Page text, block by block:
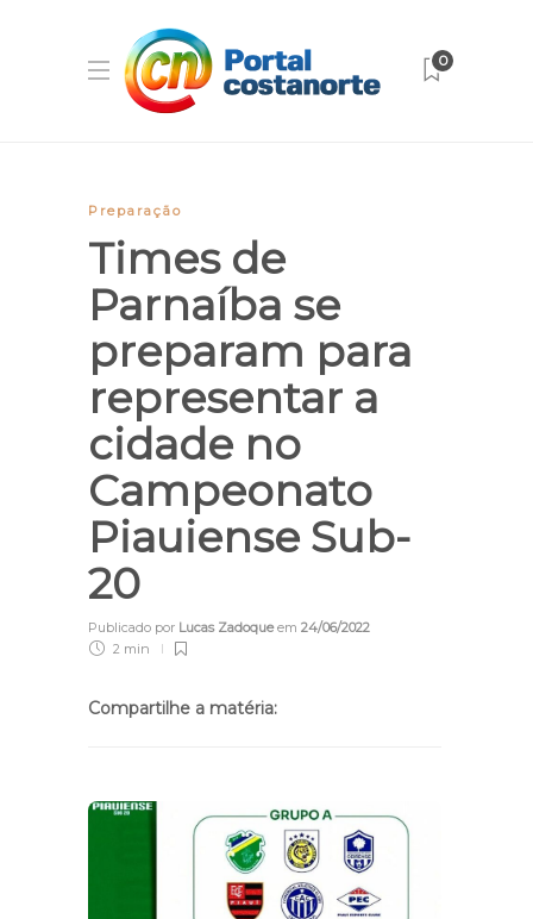
0
Preparação
Times de
Parnaíba se
preparam para
representar a
cidade no
Campeonato
Piauiense Sub-
20
Publicado por Lucas Zadoqueem 24/06/2022
2 min
Compartilhe a matéria: